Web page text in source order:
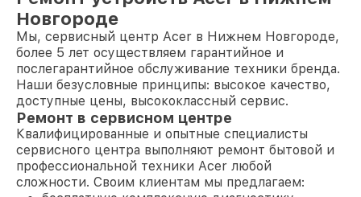
Новгороде
Мы, сервисный центр Acer в Нижнем Новгороде,
более 5 лет осуществляем гарантийное и
послегарантийное обслуживание техники бренда.
Наши безусловные принципы: высокое качество,
доступные цены, высококлассный сервис.
Ремонт в сервисном центре
Квалифицированные и опытные специалисты
сервисного центра выполняют ремонт бытовой и
профессиональной техники Acer любой
сложности. Своим клиентам мы предлагаем: